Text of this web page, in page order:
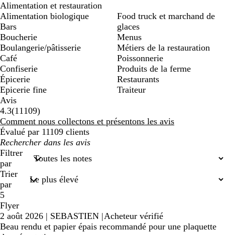
Alimentation et restauration
Alimentation biologique
Bars
Boucherie
Boulangerie/pâtisserie
Café
Confiserie
Épicerie
Epicerie fine
Food truck et marchand de
glaces
Menus
Métiers de la restauration
Poissonnerie
Produits de la ferme
Restaurants
Traiteur
Avis
4.3(1110911109
avis
)
Comment nous collectons et présentons les avis
Évalué par 11109 clients
Mes
recherches
saisies
Filtrer
par
Trier
par
5
Flyer
2 août 2026 | SEBASTIEN |Acheteur vérifié
Beau rendu et papier épais recommandé pour une plaquette